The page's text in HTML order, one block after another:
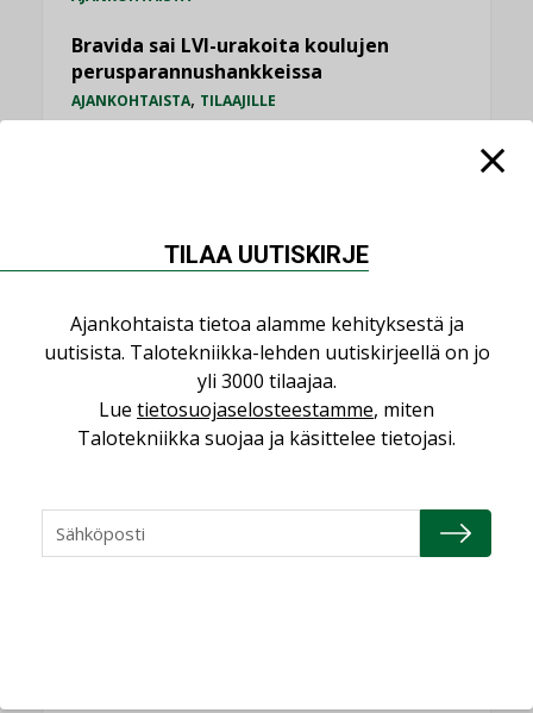
Bravida sai LVI-urakoita koulujen
perusparannushankkeissa
AJANKOHTAISTA, TILAAJILLE
KATSO KAIKKI
NÄKÖKULMIA
käyttöön kiinteistöissä
KOLUMNI
TILAA UUTISKIRJE
Ajankohtaista tietoa alamme kehityksestä ja
uutisista. Talotekniikka-lehden uutiskirjeellä on jo
yli 3000 tilaajaa.
Lue tietosuojaselosteestamme, miten
Talotekniikka suojaa ja käsittelee tietojasi.